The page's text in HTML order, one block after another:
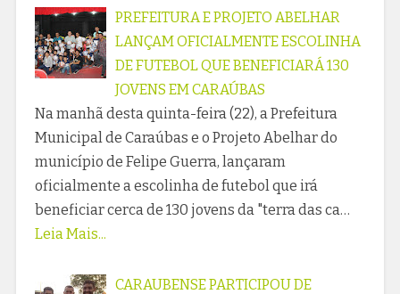
PREFEITURA E PROJETO ABELHAR
LANÇAM OFICIALMENTE ESCOLINHA
DE FUTEBOL QUE BENEFICIARÁ 130
JOVENS EM CARAÚBAS
Na manhã desta quinta-feira (22), a Prefeitura
Municipal de Caraúbas e o Projeto Abelhar do
município de Felipe Guerra, lançaram
oficialmente a escolinha de futebol que irá
beneficiar cerca de 130 jovens da "terra das ca…
Leia Mais...
CARAUBENSE PARTICIPOU DE